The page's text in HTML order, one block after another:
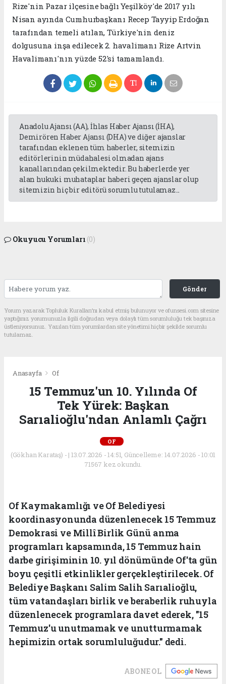
Rize'nin Pazar ilçesine bağlı Yeşilköy'de 2017 yılı
Nisan ayında Cumhurbaşkanı Recep Tayyip Erdoğan
tarafından temeli atılan, Türkiye'nin deniz
dolgusuna inşa edilecek 2. havalimanı Rize Artvin
Havalimanı'nın yüzde 52'si tamamlandı.
Anadolu Ajansı (AA), İhlas Haber Ajansı (İHA),
Demirören Haber Ajansı (DHA) ve diğer ajanslar
tarafından eklenen tüm haberler, sitemizin
editörlerinin müdahalesi olmadan ajans
kanallarından çekilmektedir. Bu haberlerde yer
alan hukuki muhataplar haberi geçen ajanslar olup
sitemizin hiç bir editörü sorumlu tutulamaz...
Okuyucu Yorumları (0)
Gönder
Yorum yazarak Topluluk Kuralları’nı kabul etmiş bulunuyor ve ofunsesi.com sitesine
yaptığınız yorumunuzla ilgili doğrudan veya dolaylı tüm sorumluluğu tek başınıza
üstleniyorsunuz. Yazılan tüm yorumlardan site yönetimi hiçbir şekilde sorumlu
tutulamaz.
Anasayfa Of
15 Temmuz'un 10. Yılında Of
Tek Yürek: Başkan
Sarıalioğlu'ndan Anlamlı Çağrı
OF
(Gökhan Karataş) - | 13.07.2026 - 14:51, Güncelleme: 14.07.2026 - 10:01
71567 kez okundu.
Of Kaymakamlığı ve Of Belediyesi
koordinasyonunda düzenlenecek 15 Temmuz
Demokrasi ve Millî Birlik Günü anma
programları kapsamında, 15 Temmuz hain
darbe girişiminin 10. yıl dönümünde Of'ta gün
boyu çeşitli etkinlikler gerçekleştirilecek. Of
Belediye Başkanı Salim Salih Sarıalioğlu,
tüm vatandaşları birlik ve beraberlik ruhuyla
düzenlenecek programlara davet ederek, "15
Temmuz'u unutmamak ve unutturmamak
hepimizin ortak sorumluluğudur." dedi.
ABONE OL